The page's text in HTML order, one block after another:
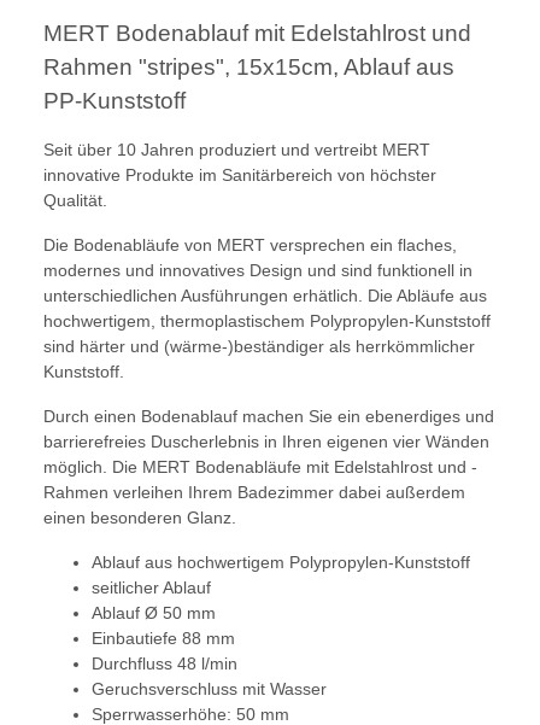
MERT Bodenablauf mit Edelstahlrost und
Rahmen "stripes", 15x15cm, Ablauf aus
PP-Kunststoff
Seit über 10 Jahren produziert und vertreibt MERT
innovative Produkte im Sanitärbereich von höchster
Qualität.
Die Bodenabläufe von MERT versprechen ein flaches,
modernes und innovatives Design und sind funktionell in
unterschiedlichen Ausführungen erhätlich. Die Abläufe aus
hochwertigem, thermoplastischem Polypropylen-Kunststoff
sind härter und (wärme-)beständiger als herrkömmlicher
Kunststoff.
Durch einen Bodenablauf machen Sie ein ebenerdiges und
barrierefreies Duscherlebnis in Ihren eigenen vier Wänden
möglich. Die MERT Bodenabläufe mit Edelstahlrost und -
Rahmen verleihen Ihrem Badezimmer dabei außerdem
einen besonderen Glanz.
Ablauf aus hochwertigem Polypropylen-Kunststoff
seitlicher Ablauf
Ablauf Ø 50 mm
Einbautiefe 88 mm
Durchfluss 48 l/min
Geruchsverschluss mit Wasser
Sperrwasserhöhe: 50 mm